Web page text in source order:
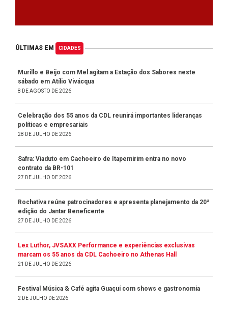
ÚLTIMAS EM CIDADES
Murillo e Beijo com Mel agitam a Estação dos Sabores neste
sábado em Atílio Vivácqua
8 DE AGOSTO DE 2026
Celebração dos 55 anos da CDL reunirá importantes lideranças
políticas e empresariais
28 DE JULHO DE 2026
Safra: Viaduto em Cachoeiro de Itapemirim entra no novo
contrato da BR-101
27 DE JULHO DE 2026
Rochativa reúne patrocinadores e apresenta planejamento da 20ª
edição do Jantar Beneficente
27 DE JULHO DE 2026
Lex Luthor, JVSAXX Performance e experiências exclusivas
marcam os 55 anos da CDL Cachoeiro no Athenas Hall
21 DE JULHO DE 2026
Festival Música & Café agita Guaçuí com shows e gastronomia
2 DE JULHO DE 2026